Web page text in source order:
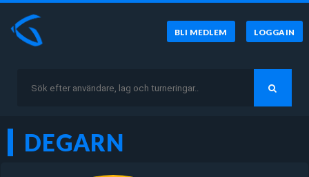
BLI MEDLEM LOGGA IN
DEGARN